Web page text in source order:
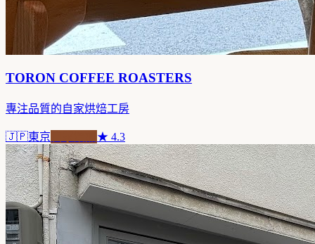
TORON COFFEE ROASTERS
專注品質的自家烘焙工房
🇯🇵東京 ★ 4.3